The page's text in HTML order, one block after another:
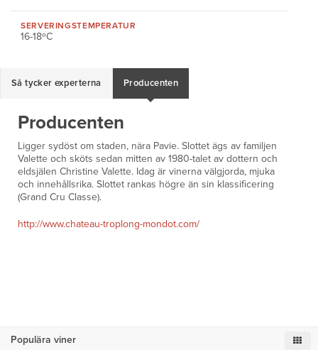
SERVERINGSTEMPERATUR
16-18ºC
Så tycker experterna Producenten
Producenten
Ligger sydöst om staden, nära Pavie. Slottet ägs av familjen
Valette och sköts sedan mitten av 1980-talet av dottern och
eldsjälen Christine Valette. Idag är vinerna välgjorda, mjuka
och innehållsrika. Slottet rankas högre än sin klassificering
(Grand Cru Classe).
http://www.chateau-troplong-mondot.com/
Populära viner